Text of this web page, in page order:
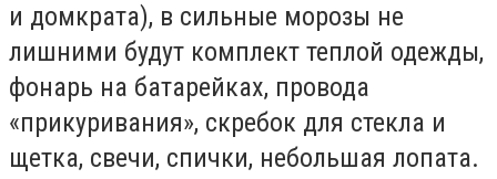
и домкрата), в сильные морозы не
лишними будут комплект теплой одежды,
фонарь на батарейках, провода
«прикуривания», скребок для стекла и
щетка, свечи, спички, небольшая лопата.